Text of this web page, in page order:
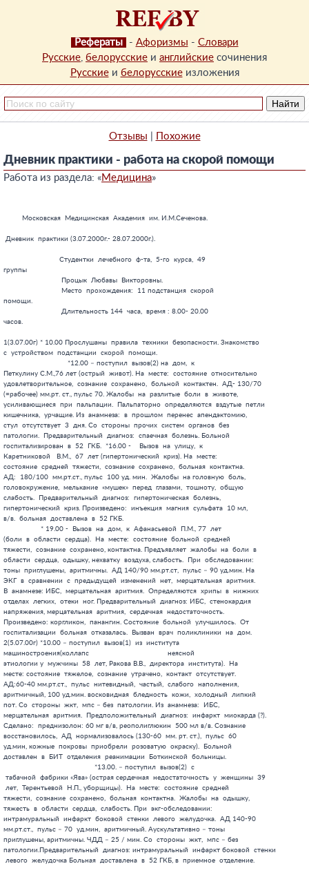
Рефераты - Афоризмы - Словари
Русские, белорусские и английские сочинения
Русскиеи белорусскиеизложения
Отзывы Похожие
Дневник практики - работа на скорой помощи
Работа из раздела: «Медицина»